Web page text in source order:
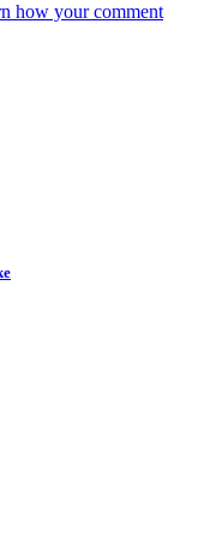
how your comment